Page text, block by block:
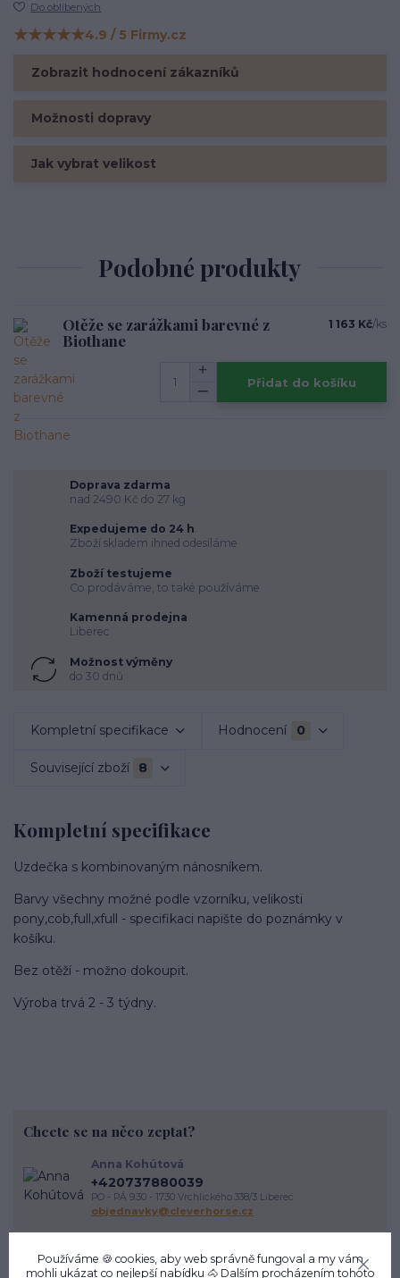
Do oblíbených
Hodnocení na Firmy.cz
★★★★★4.9 / 5 Firmy.cz
Zobrazit hodnocení zákazníků
Možnosti dopravy
Jak vybrat velikost
Podobné produkty
Otěže se zarážkami barevné z
Biothane
1 163 Kč/ks
Přidat do košíku
Doprava zdarma
nad 2490 Kč do 27 kg
Expedujeme do 24 h
Zboží skladem ihned odesíláme
Zboží testujeme
Co prodáváme, to také používáme
Kamenná prodejna
Liberec
Možnost výměny
do 30 dnů
Kompletní specifikace Hodnocení 0
Související zboží 8
Kompletní specifikace
Uzdečka s kombinovaným nánosníkem.
Barvy všechny možné podle vzorníku, velikosti
pony,cob,full,xfull - specifikaci napište do poznámky v
košíku.
Bez otěží - možno dokoupit.
Výroba trvá 2 - 3 týdny.
Chcete se na něco zeptat?
Anna Kohútová
+420737880039
PO - PÁ 9.30 - 17.30 Vrchlického 338/3 Liberec
objednavky@cleverhorse.cz
Používáme 🍪 cookies, aby web správně fungoval a my vám
mohli ukázat co nejlepší nabídku 🐴 Dalším procházením tohoto